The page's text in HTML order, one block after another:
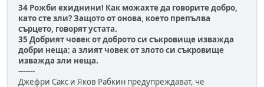
34 Рожби ехиднини! Как можахте да говорите добро,
като сте зли? Защото от онова, което препълва
сърцето, говорят устата.
35 Добрият човек от доброто си съкровище изважда
добри неща; а злият човек от злото си съкровище
изважда зли неща.
-------
Джефри Сакс и Яков Рабкин предупреждават, че